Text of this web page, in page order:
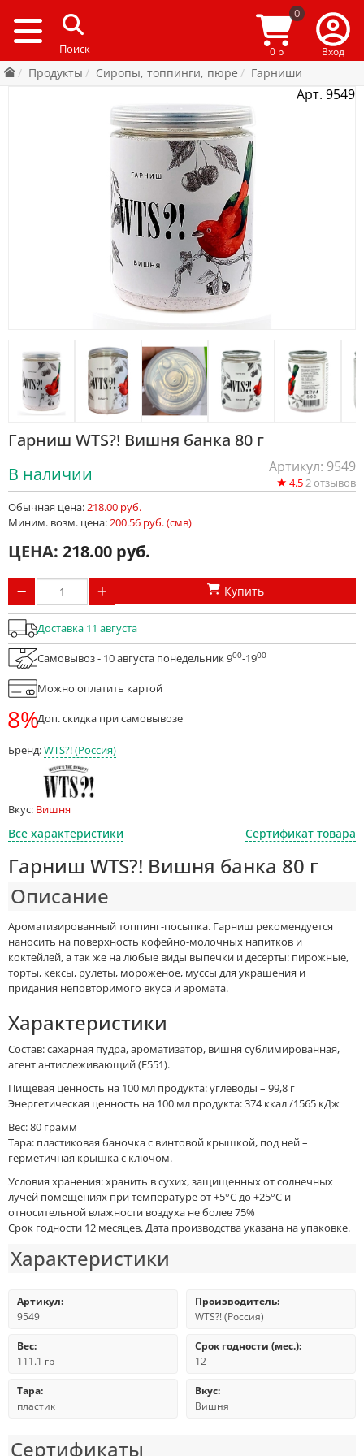
0
0 р Вход
Продукты Сиропы, топпинги, пюре Гарниши
Арт. 9549
Гарниш WTS?! Вишня банка 80 г
В наличии
Артикул: 9549
★ 4.52отзывов
Обычная цена:218.00 руб.
Миним. возм. цена:200.56 руб. (смв)
ЦЕНА: 218.00
Купить
Доставка 11 августа
Самовывоз - 10 августа понедельник 900-1900
Можно оплатить картой
8%Доп. скидка при самовывозе
Бренд:WTS?! (Россия)
Вкус: Вишня
Все характеристики Сертификат товара
Гарниш WTS?! Вишня банка 80 г
Описание
Ароматизированный топпинг-посыпка. Гарниш рекомендуется
наносить на поверхность кофейно-молочных напитков и
коктейлей, а так же на любые виды выпечки и десерты: пирожные,
торты, кексы, рулеты, мороженое, муссы для украшения и
придания неповторимого вкуса и аромата.
Характеристики
Состав: сахарная пудра, ароматизатор, вишня сублимированная,
агент антислеживающий (Е551).
Пищевая ценность на 100 мл продукта: углеводы – 99,8 г
Энергетическая ценность на 100 мл продукта: 374 ккал /1565 кДж
Вес: 80 грамм
Тара: пластиковая баночка с винтовой крышкой, под ней –
герметичная крышка с ключом.
Условия хранения: хранить в сухих, защищенных от солнечных
лучей помещениях при температуре от +5°C до +25°C и
относительной влажности воздуха не более 75%
Срок годности 12 месяцев. Дата производства указана на упаковке.
Характеристики
Артикул:
9549
Производитель:
WTS?! (Россия)
Вес:
111.1 гр
Срок годности (мес.):
12
Тара:
пластик
Вкус:
Вишня
Сертификаты